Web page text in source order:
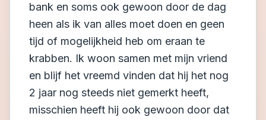
bank en soms ook gewoon door de dag
heen als ik van alles moet doen en geen
tijd of mogelijkheid heb om eraan te
krabben. Ik woon samen met mijn vriend
en blijf het vreemd vinden dat hij het nog
2 jaar nog steeds niet gemerkt heeft,
misschien heeft hij ook gewoon door dat